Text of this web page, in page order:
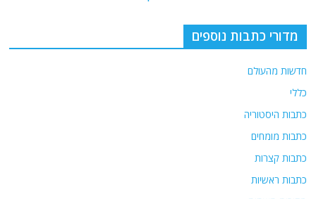
מדורי כתבות נוספים
חדשות מהעולם
כללי
כתבות היסטוריה
כתבות מומחים
כתבות קצרות
כתבות ראשיות